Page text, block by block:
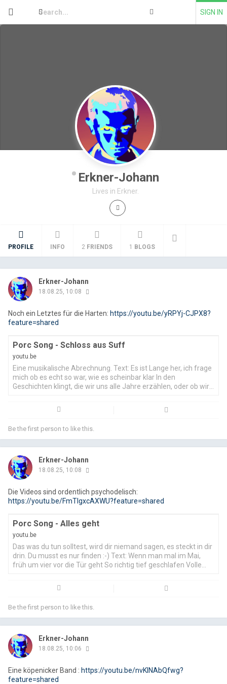
SIGN IN
Erkner-Johann
Lives in Erkner
PROFILE INFO 2 FRIENDS 1 BLOGS
Erkner-Johann
18.08.25, 10:08
Noch ein Letztes für die Harten: https://youtu.be/yRPYj-CJPX8?
feature=shared
Porc Song - Schloss aus Suff
youtu.be
Eine musikalische Abrechnung. Text: Es ist Lange her, ich frage
mich ob es echt so war, wie es scheinbar klar In den
Geschichten klingt, die wir uns alle Jahre erzählen, oder ob wir
Be the first person to like this.
Erkner-Johann
18.08.25, 10:08
Die Videos sind ordentlich psychodelisch:
https://youtu.be/FmTlgxcAXWU?feature=shared
Porc Song - Alles geht
youtu.be
Das was du tun solltest, wird dir niemand sagen, es steckt in dir
drin. Du musst es nur finden :-) Text: Wenn man mal im Mai,
früh um vier vor die Tür geht So richtig tief geschlafen Volle
Be the first person to like this.
Erkner-Johann
18.08.25, 10:06
Eine köpenicker Band : https://youtu.be/nvKlNAbQfwg?
feature=shared